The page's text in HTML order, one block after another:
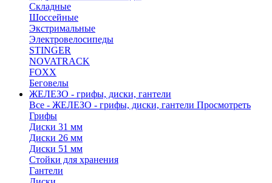
Складные
Шоссейные
Экстримальные
Электровелосипеды
STINGER
NOVATRACK
FOXX
Беговелы
ЖЕЛЕЗО - грифы, диски, гантели
Все - ЖЕЛЕЗО - грифы, диски, гантели Просмотреть
Грифы
Диски 31 мм
Диски 26 мм
Диски 51 мм
Стойки для хранения
Гантели